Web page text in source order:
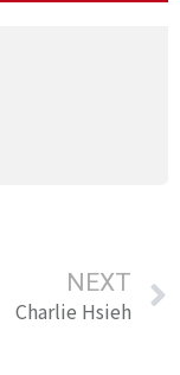
NEXT
Charlie Hsieh